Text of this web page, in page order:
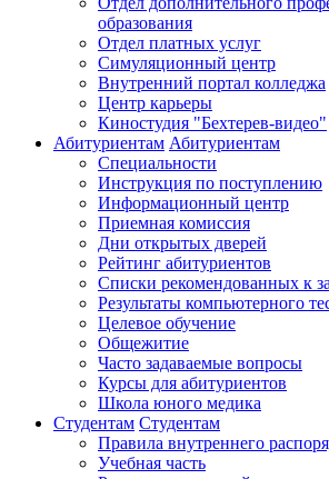
образования
Отдел платных услуг
Симуляционный центр
Внутренний портал колледжа
Центр карьеры
Киностудия "Бехтерев-видео"
Абитуриентам Абитуриентам
Специальности
Инструкция по поступлению
Информационный центр
Приемная комиссия
Дни открытых дверей
Рейтинг абитуриентов
Списки рекомендованных к
Результаты компьютерного
Целевое обучение
Общежитие
Часто задаваемые вопросы
Курсы для абитуриентов
Школа юного медика
Студентам Студентам
Правила внутреннего
Учебная часть